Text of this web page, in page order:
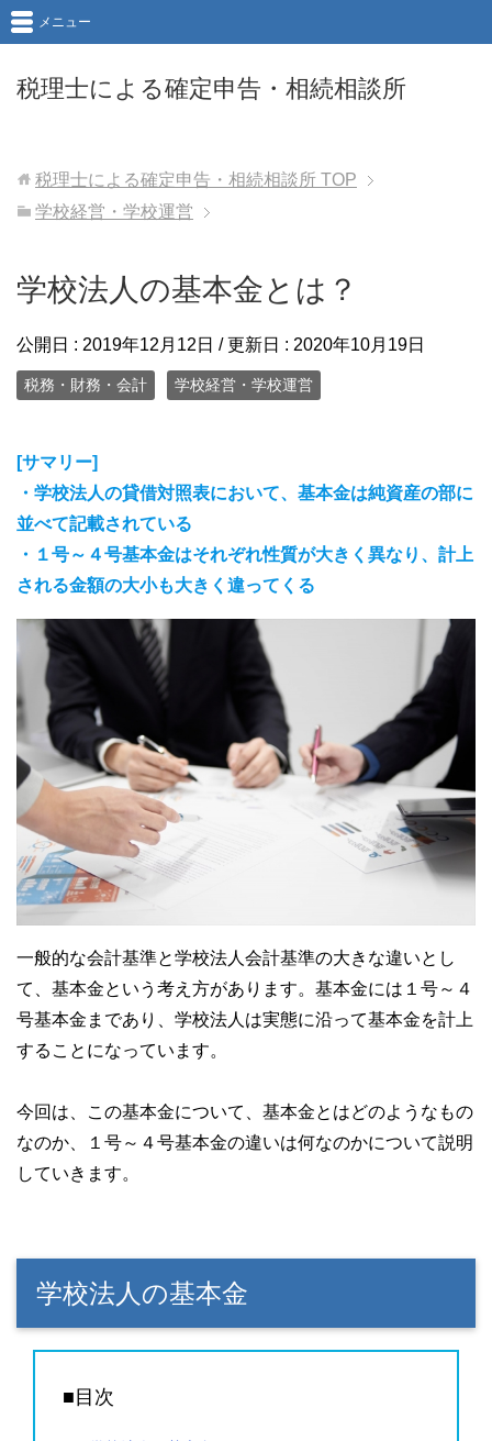
税理士による確定申告・相続相談所
メニュー
税理士による確定申告・相続相談所 TOP
学校経営・学校運営
学校法人の基本金とは？
公開日 : 2019年12月12日 / 更新日 : 2020年10月19日
税務・財務・会計 学校経営・学校運営
[サマリー]
・学校法人の貸借対照表において、基本金は純資産の部に
並べて記載されている
・１号～４号基本金はそれぞれ性質が大きく異なり、計上
される金額の大小も大きく違ってくる
一般的な会計基準と学校法人会計基準の大きな違いとし
て、基本金という考え方があります。基本金には１号～４
号基本金まであり、学校法人は実態に沿って基本金を計上
することになっています。
今回は、この基本金について、基本金とはどのようなもの
なのか、１号～４号基本金の違いは何なのかについて説明
していきます。
学校法人の基本金
■目次